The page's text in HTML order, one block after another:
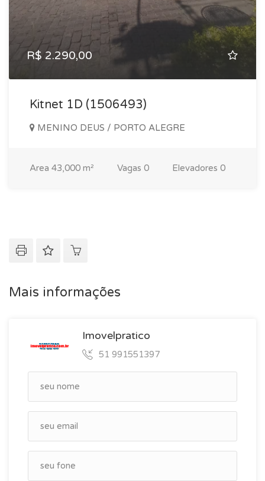
R$ 2.290,00
Kitnet 1D (1506493)
MENINO DEUS / PORTO ALEGRE
Area 43,000 m² Vagas 0 Elevadores 0
Mais informações
Imovelpratico
51 991551397